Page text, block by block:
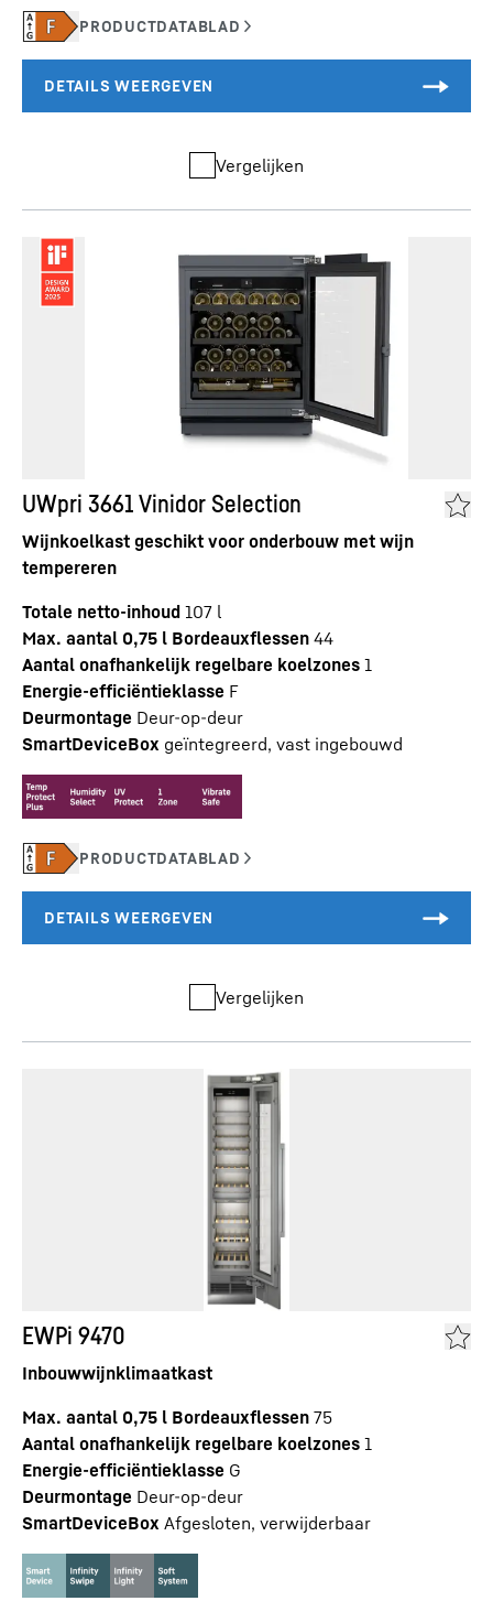
Vergelijken
UWpri 3661 Vinidor Selection
Wijnkoelkast geschikt voor onderbouw met wijn
tempereren
Totale netto-inhoud 107 l
Max. aantal 0,75 l Bordeauxflessen 44
Aantal onafhankelijk regelbare koelzones 1
Energie-efficiëntieklasse F
Deurmontage Deur-op-deur
SmartDeviceBox geïntegreerd, vast ingebouwd
Vergelijken
EWPi 9470
Inbouwwijnklimaatkast
Max. aantal 0,75 l Bordeauxflessen 75
Aantal onafhankelijk regelbare koelzones 1
Energie-efficiëntieklasse G
Deurmontage Deur-op-deur
SmartDeviceBox Afgesloten, verwijderbaar